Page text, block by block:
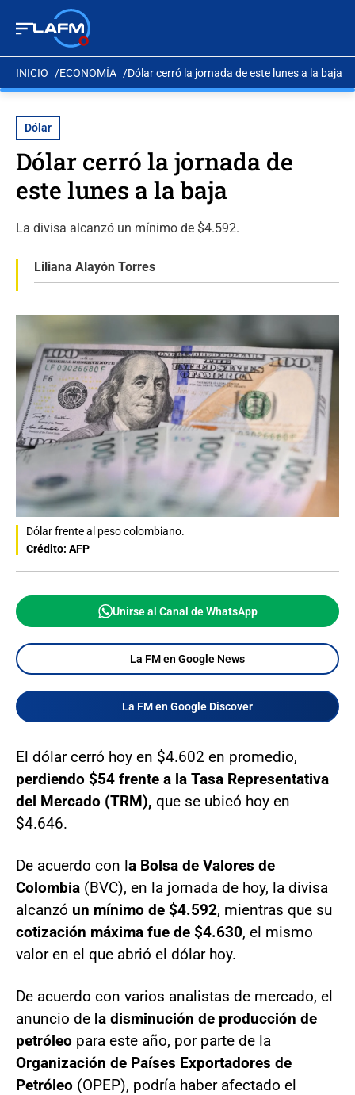
INICIO ECONOMÍA Dólar cerró la jornada de este lunes a la baja
Dólar
Dólar cerró la jornada de
este lunes a la baja
La divisa alcanzó un mínimo de $4.592.
Liliana Alayón Torres
Dólar frente al peso colombiano.
Crédito: AFP
Unirse al Canal de WhatsApp
La FM en Google News
La FM en Google Discover
El dólar cerró hoy en $4.602 en promedio,
perdiendo $54 frente a la Tasa Representativa
del Mercado (TRM), que se ubicó hoy en
$4.646.
De acuerdo con la Bolsa de Valores de
Colombia (BVC), en la jornada de hoy, la divisa
alcanzó un mínimo de $4.592, mientras que su
cotización máxima fue de $4.630, el mismo
valor en el que abrió el dólar hoy.
De acuerdo con varios analistas de mercado, el
anuncio de la disminución de producción de
petróleo para este año, por parte de la
Organización de Países Exportadores de
Petróleo (OPEP), podría haber afectado el